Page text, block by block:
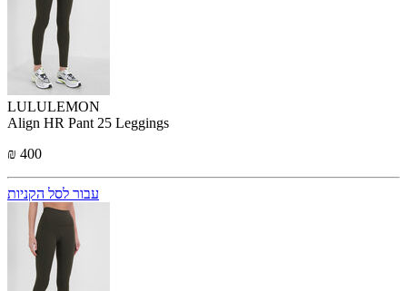
LULULEMON
Align HR Pant 25 Leggings
₪ 400
עבור לסל הקניות